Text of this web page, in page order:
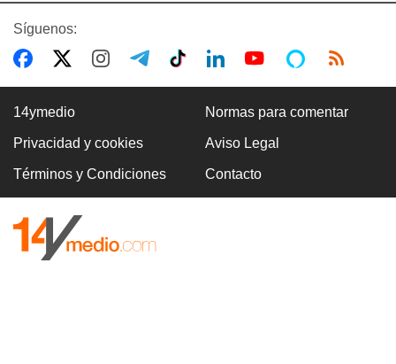
Síguenos:
14ymedio Normas para comentar
Privacidad y cookies Aviso Legal
Términos y Condiciones Contacto